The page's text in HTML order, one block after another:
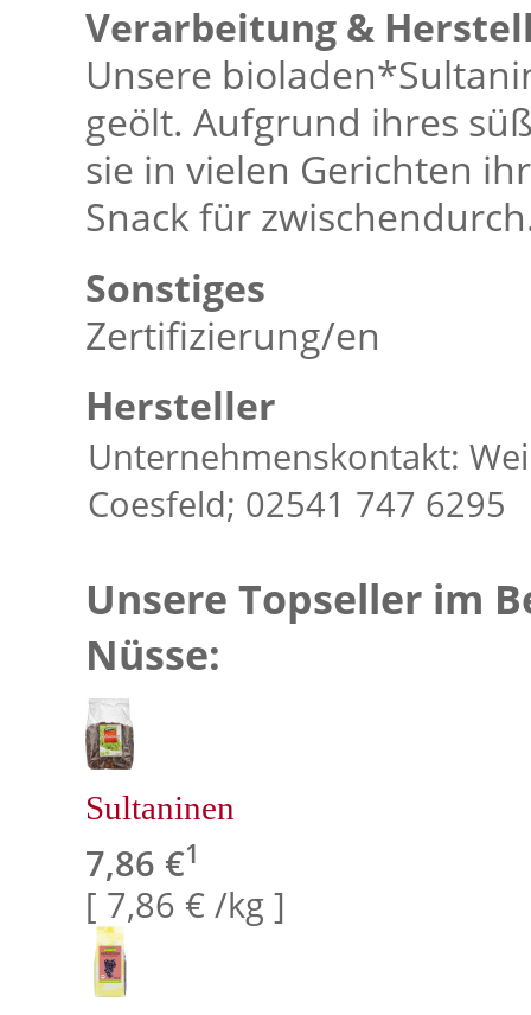
Verarbeitung &
Unsere
geölt. Aufgrund ihres
sie in vielen Gerichten
Snack für
Sonstiges
Zertifizierung/en
Hersteller
Unternehmenskontakt:
Coesfeld; 02541 747 6295
Unsere Topseller im
Nüsse:
Sultaninen
7,86 €1
[ 7,86 € /kg ]